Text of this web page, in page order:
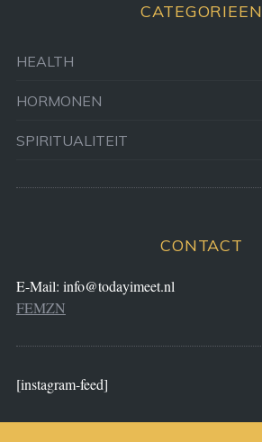
CATEGORIEEN
HEALTH
HORMONEN
SPIRITUALITEIT
CONTACT
E-Mail: info@todayimeet.nl
FEMZN
[instagram-feed]